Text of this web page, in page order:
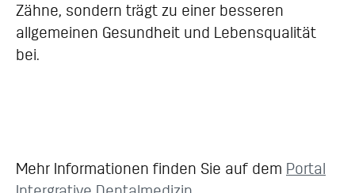
Zähne, sondern trägt zu einer besseren
allgemeinen Gesundheit und Lebensqualität
bei.
Mehr Informationen finden Sie auf dem Portal